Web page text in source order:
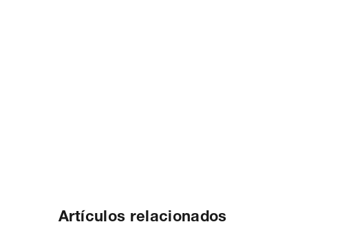
Artículos relacionados